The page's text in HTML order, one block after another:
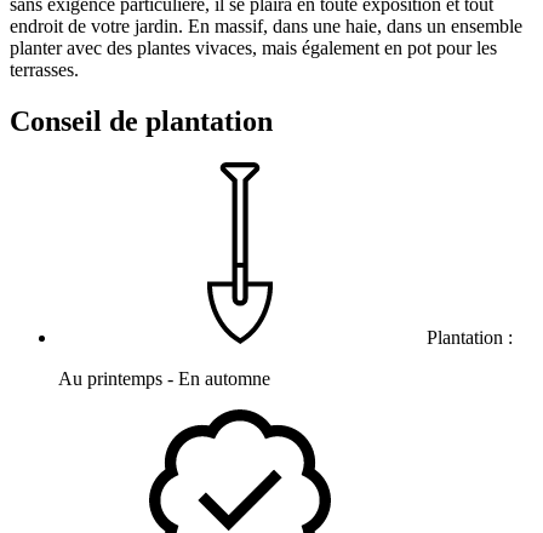
sans exigence particulière, il se plaira en toute exposition et tout
endroit de votre jardin. En massif, dans une haie, dans un ensemble
planter avec des plantes vivaces, mais également en pot pour les
terrasses.
Conseil de plantation
Plantation :
Au printemps - En automne